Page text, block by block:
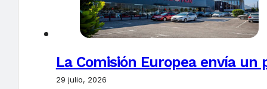
La Comisión Europea envía un
29 julio, 2026